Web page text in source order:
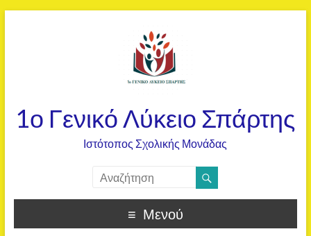
1ο Γενικό Λύκειο Σπάρτης
Ιστότοπος Σχολικής Μονάδας
Μενού